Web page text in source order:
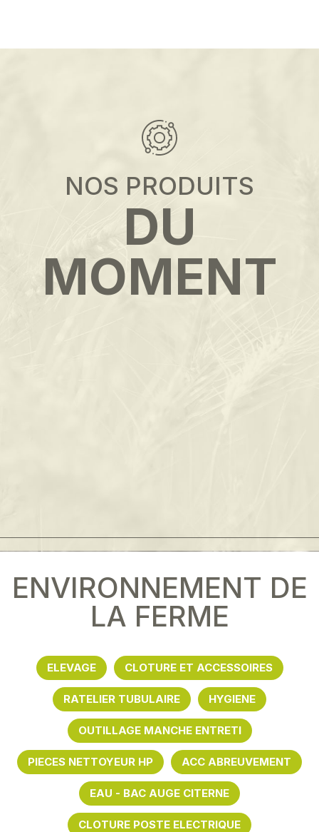
NOS PRODUITS
DU
MOMENT
ENVIRONNEMENT DE
LA FERME
ELEVAGE CLOTURE ET ACCESSOIRES
RATELIER TUBULAIRE HYGIENE
OUTILLAGE MANCHE ENTRETI
PIECES NETTOYEUR HP ACC ABREUVEMENT
EAU - BAC AUGE CITERNE
CLOTURE POSTE ELECTRIQUE